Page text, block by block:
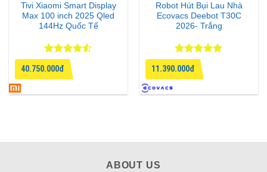
Tivi Xiaomi Smart Display
Max 100 inch 2025 Qled
144Hz Quốc Tế
Được xếp
hạng
4.5
5 sao
40.750.000đ
Robot Hút Bụi Lau Nhà
Ecovacs Deebot T30C
2026- Trắng
Được xếp
hạng
4.75
5 sao
11.390.000đ
ABOUT US